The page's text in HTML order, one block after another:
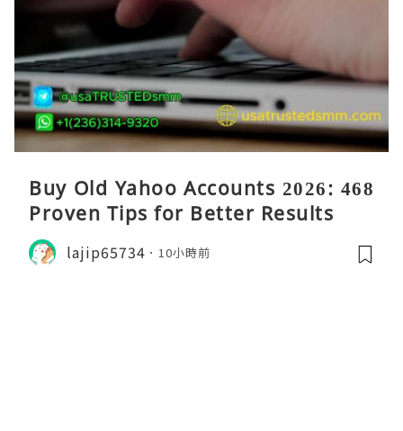
Buy Old Yahoo Accounts 2026: 468
Proven Tips for Better Results
lajip65734 10小時前